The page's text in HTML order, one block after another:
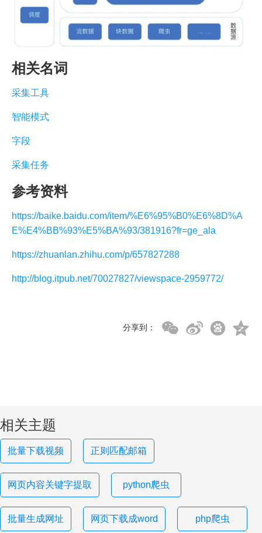
相关名词
采集工具
智能模式
字段
采集任务
参考资料
https://baike.baidu.com/item/%E6%95%B0%E6%8D%A
E%E4%BB%93%E5%BA%93/381916?fr=ge_ala
https://zhuanlan.zhihu.com/p/657827288
http://blog.itpub.net/70027827/viewspace-2959772/
分享到：
相关主题
批量下载视频 正则匹配邮箱
网页内容关键字提取 python爬虫
批量生成网址 网页下载成word php爬虫